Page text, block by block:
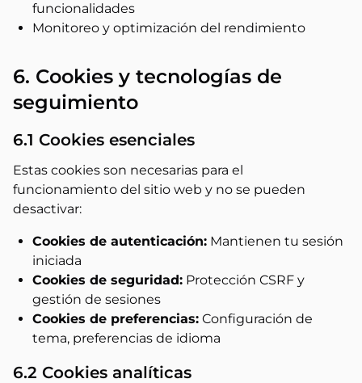
funcionalidades
Monitoreo y optimización del rendimiento
6. Cookies y tecnologías de
seguimiento
6.1 Cookies esenciales
Estas cookies son necesarias para el
funcionamiento del sitio web y no se pueden
desactivar:
Cookies de autenticación: Mantienen tu sesión
iniciada
Cookies de seguridad: Protección CSRF y
gestión de sesiones
Cookies de preferencias: Configuración de
tema, preferencias de idioma
6.2 Cookies analíticas